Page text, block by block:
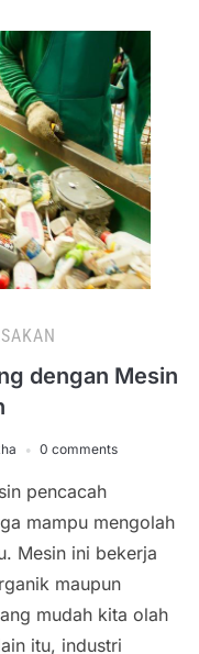
dengan Mesin
0 comments
pencacah
mampu mengolah
Mesin ini bekerja
maupun
mudah kita olah
itu, industri